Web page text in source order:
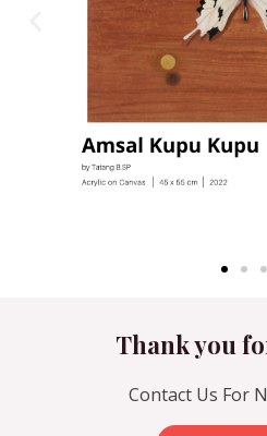
Thank you
Contact Us For